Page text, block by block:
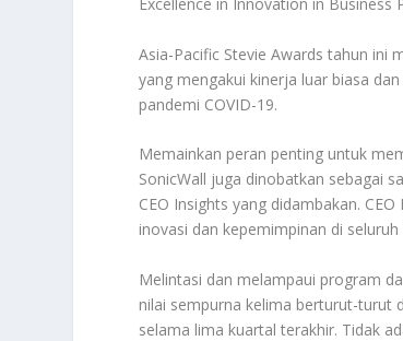
Excellence in Innovation in Business
Asia-Pacific Stevie Awards tahun ini
yang mengakui kinerja luar biasa
pandemi COVID-19.
Memainkan peran penting untuk
SonicWall juga dinobatkan sebagai
CEO Insights yang didambakan.
inovasi dan kepemimpinan di seluruh
Melintasi dan melampaui program
nilai sempurna kelima berturut-turut
selama lima kuartal terakhir. Tidak